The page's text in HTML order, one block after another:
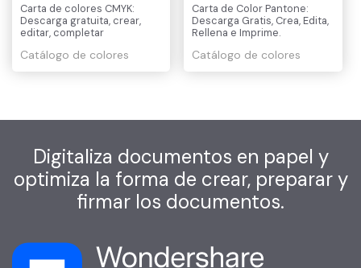
Carta de colores CMYK:
Descarga gratuita, crear,
editar, completar
Catálogo de colores
Carta de Color Pantone:
Descarga Gratis, Crea, Edita,
Rellena e Imprime.
Catálogo de colores
Digitaliza documentos en papel y
optimiza la forma de crear, preparar y
firmar los documentos.